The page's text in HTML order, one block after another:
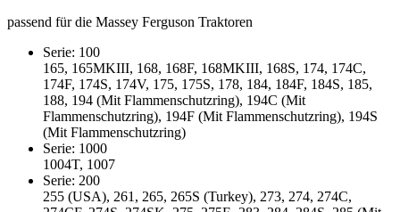
passend für die Massey Ferguson Traktoren
Serie: 100
165, 165MKIII, 168, 168F, 168MKIII, 168S, 174, 174C,
174F, 174S, 174V, 175, 175S, 178, 184, 184F, 184S, 185,
188, 194 (Mit Flammenschutzring), 194C (Mit
Flammenschutzring), 194F (Mit Flammenschutzring), 194S
(Mit Flammenschutzring)
Serie: 1000
1004T, 1007
Serie: 200
255 (USA), 261, 265, 265S (Turkey), 273, 274, 274C,